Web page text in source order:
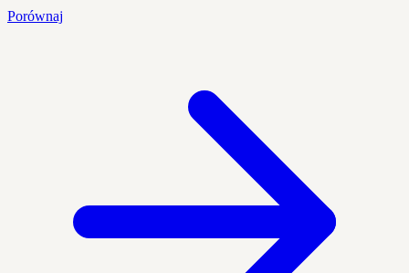
Porównaj